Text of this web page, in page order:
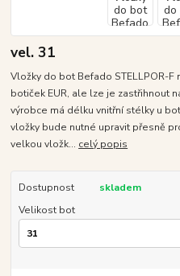
vel. 31
Vložky do bot Befado STELLPOR-
botiček EUR, ale lze je zastřihnout
výrobce má délku vnitřní stélky u
vložky bude nutné upravit přesně
velkou vložk... celý popis
Dostupnost
skladem
Velikost bot